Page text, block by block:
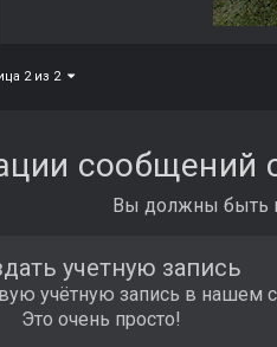
2 из 2
сообщений
Вы должны быть
учетную запись
учётную запись в нашем
Это очень просто!